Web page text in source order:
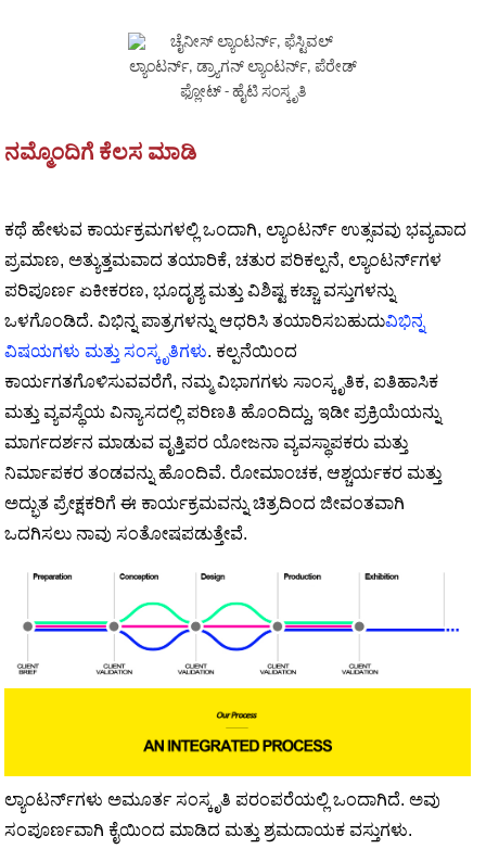
ನಮ್ಮೊಂದಿಗೆ ಕೆಲಸ ಮಾಡಿ
ಕಥೆ ಹೇಳುವ ಕಾರ್ಯಕ್ರಮಗಳಲ್ಲಿ ಒಂದಾಗಿ, ಲ್ಯಾಂಟರ್ನ್ ಉತ್ಸವವು ಭವ್ಯವಾದ
ಪ್ರಮಾಣ, ಅತ್ಯುತ್ತಮವಾದ ತಯಾರಿಕೆ, ಚತುರ ಪರಿಕಲ್ಪನೆ, ಲ್ಯಾಂಟರ್ನ್‌ಗಳ
ಪರಿಪೂರ್ಣ ಏಕೀಕರಣ, ಭೂದೃಶ್ಯ ಮತ್ತು ವಿಶಿಷ್ಟ ಕಚ್ಚಾ ವಸ್ತುಗಳನ್ನು
ಒಳಗೊಂಡಿದೆ. ವಿಭಿನ್ನ ಪಾತ್ರಗಳನ್ನು ಆಧರಿಸಿ ತಯಾರಿಸಬಹುದುವಿಭಿನ್ನ
ವಿಷಯಗಳು ಮತ್ತು ಸಂಸ್ಕೃತಿಗಳು. ಕಲ್ಪನೆಯಿಂದ
ಕಾರ್ಯಗತಗೊಳಿಸುವವರೆಗೆ, ನಮ್ಮ ವಿಭಾಗಗಳು ಸಾಂಸ್ಕೃತಿಕ, ಐತಿಹಾಸಿಕ
ಮತ್ತು ವ್ಯವಸ್ಥೆಯ ವಿನ್ಯಾಸದಲ್ಲಿ ಪರಿಣತಿ ಹೊಂದಿದ್ದು, ಇಡೀ ಪ್ರಕ್ರಿಯೆಯನ್ನು
ಮಾರ್ಗದರ್ಶನ ಮಾಡುವ ವೃತ್ತಿಪರ ಯೋಜನಾ ವ್ಯವಸ್ಥಾಪಕರು ಮತ್ತು
ನಿರ್ಮಾಪಕರ ತಂಡವನ್ನು ಹೊಂದಿವೆ. ರೋಮಾಂಚಕ, ಆಶ್ಚರ್ಯಕರ ಮತ್ತು
ಅದ್ಭುತ ಪ್ರೇಕ್ಷಕರಿಗೆ ಈ ಕಾರ್ಯಕ್ರಮವನ್ನು ಚಿತ್ರದಿಂದ ಜೀವಂತವಾಗಿ
ಒದಗಿಸಲು ನಾವು ಸಂತೋಷಪಡುತ್ತೇವೆ.
ಲ್ಯಾಂಟರ್ನ್‌ಗಳು ಅಮೂರ್ತ ಸಂಸ್ಕೃತಿ ಪರಂಪರೆಯಲ್ಲಿ ಒಂದಾಗಿದೆ. ಅವು
ಸಂಪೂರ್ಣವಾಗಿ ಕೈಯಿಂದ ಮಾಡಿದ ಮತ್ತು ಶ್ರಮದಾಯಕ ವಸ್ತುಗಳು.